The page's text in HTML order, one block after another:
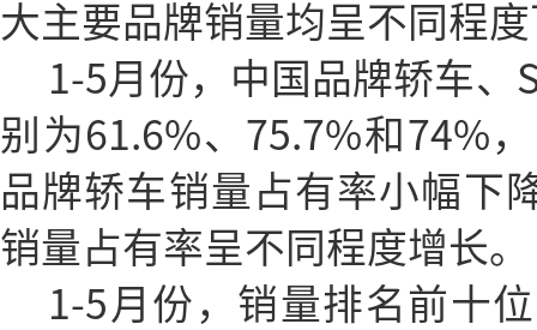
大主要品牌销量均呈不同程
1-5月份，中国品牌轿车、
别为61.6%、75.7%和74%
品牌轿车销量占有率小幅下
销量占有率呈不同程度增长。
1-5月份，销量排名前十